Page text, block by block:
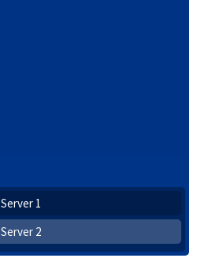
Server 1
Server 2